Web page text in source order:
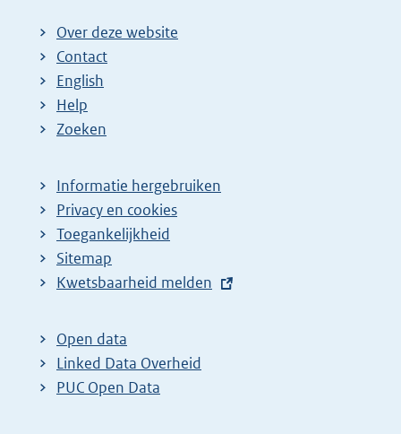
Over deze website
Contact
English
Help
Zoeken
Informatie hergebruiken
Privacy en cookies
Toegankelijkheid
Sitemap
E
t
e
r
Kwetsbaarheid melden
Open data
Linked Data Overheid
PUC Open Data